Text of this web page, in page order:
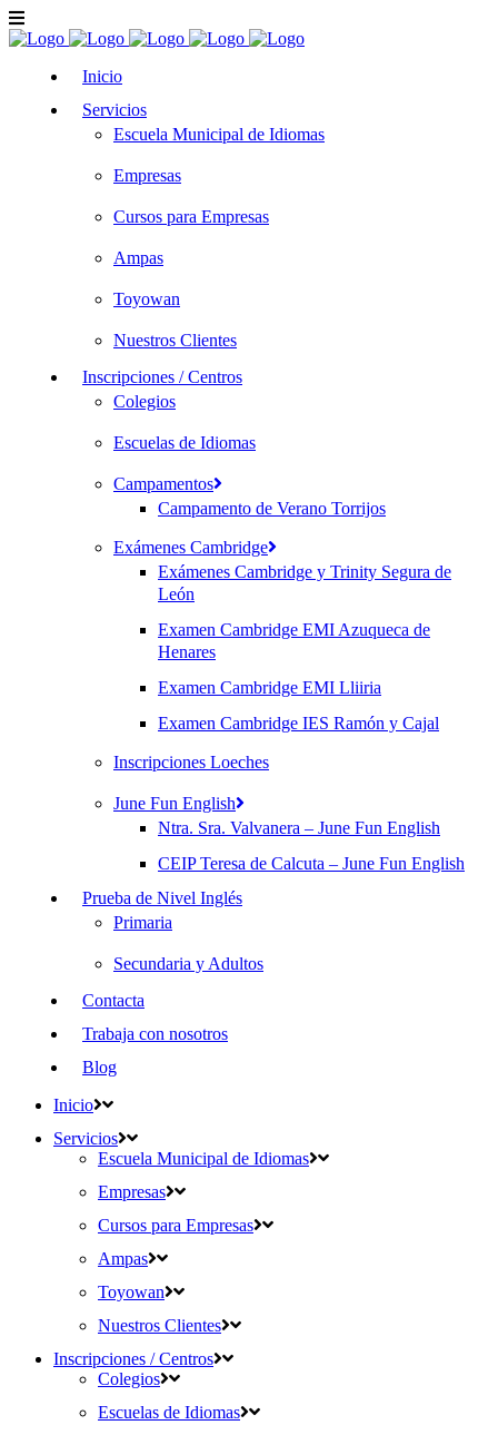
Inicio
Servicios
Escuela Municipal de Idiomas
Empresas
Cursos para Empresas
Ampas
Toyowan
Nuestros Clientes
Inscripciones / Centros
Colegios
Escuelas de Idiomas
Campamentos
Campamento de Verano Torrijos
Exámenes Cambridge
Exámenes Cambridge y Trinity Segura de
León
Examen Cambridge EMI Azuqueca de
Henares
Examen Cambridge EMI Lliiria
Examen Cambridge IES Ramón y Cajal
Inscripciones Loeches
June Fun English
Ntra. Sra. Valvanera – June Fun English
CEIP Teresa de Calcuta – June Fun English
Prueba de Nivel Inglés
Primaria
Secundaria y Adultos
Contacta
Trabaja con nosotros
Blog
Inicio
Servicios
Escuela Municipal de Idiomas
Empresas
Cursos para Empresas
Ampas
Toyowan
Nuestros Clientes
Inscripciones / Centros
Colegios
Escuelas de Idiomas